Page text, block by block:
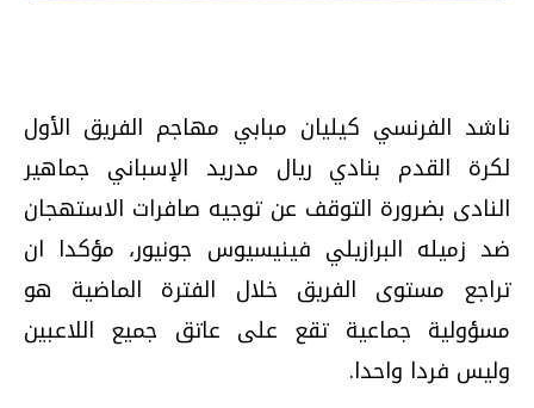
ناشد الفرنسي كيليان مبابي مهاجم الفريق الأول
لكرة القدم بنادي ريال مدريد الإسباني جماهير
النادى بضرورة التوقف عن توجيه صافرات الاستهجان
ضد زميله البرازيلي فينيسيوس جونيور، مؤكدا ان
تراجع مستوى الفريق خلال الفترة الماضية هو
مسؤولية جماعية تقع على عاتق جميع اللاعبين
وليس فردا واحدا.